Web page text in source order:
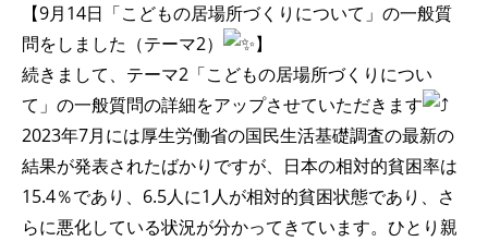
【9月14日「こどもの居場所づくりについて」の一般質
問をしました（テーマ2）
】
続きまして、テーマ2「こどもの居場所づくりについ
て」の一般質問の詳細をアップさせていただきます
2023年7月には厚生労働省の国民生活基礎調査の最新の
結果が発表されたばかりですが、日本の相対的貧困率は
15.4％であり、6.5人に1人が相対的貧困状態であり、さ
らに悪化している状況が分かってきています。ひとり親